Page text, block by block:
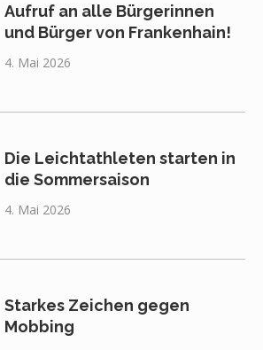
Aufruf an alle Bürgerinnen
und Bürger von Frankenhain!
4. Mai 2026
Die Leichtathleten starten in
die Sommersaison
4. Mai 2026
Starkes Zeichen gegen
Mobbing